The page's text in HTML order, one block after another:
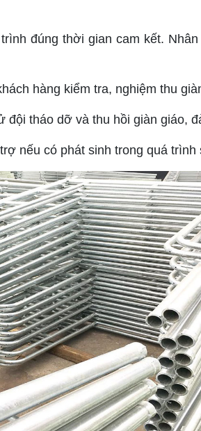
đúng thời gian cam kết.
hàng kiểm tra, nghiệm thu
đội tháo dỡ và thu hồi giàn giáo,
nếu có phát sinh trong quá